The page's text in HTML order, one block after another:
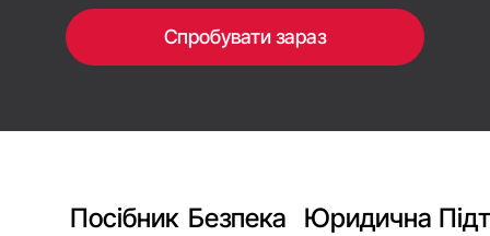
Спробувати зараз
Посібник Безпека
Юридична